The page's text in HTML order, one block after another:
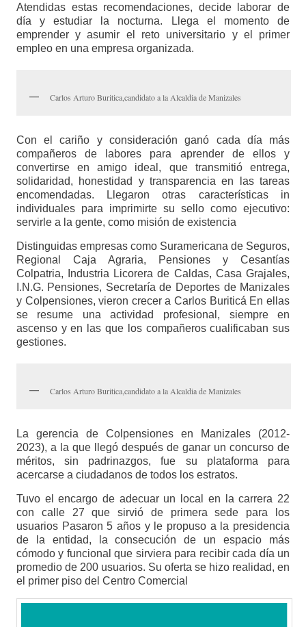
Atendidas estas recomendaciones, decide laborar de
día y estudiar la nocturna. Llega el momento de
emprender y asumir el reto universitario y el primer
empleo en una empresa organizada.
Carlos Arturo Buritica,candidato a la Alcaldia de Manizales
Con el cariño y consideración ganó cada día más
compañeros de labores para aprender de ellos y
convertirse en amigo ideal, que transmitió entrega,
solidaridad, honestidad y transparencia en las tareas
encomendadas. Llegaron otras características in
individuales para imprimirte su sello como ejecutivo:
servirle a la gente, como misión de existencia
Distinguidas empresas como Suramericana de Seguros,
Regional Caja Agraria, Pensiones y Cesantías
Colpatria, Industria Licorera de Caldas, Casa Grajales,
I.N.G. Pensiones, Secretaría de Deportes de Manizales
y Colpensiones, vieron crecer a Carlos Buriticá En ellas
se resume una actividad profesional, siempre en
ascenso y en las que los compañeros cualificaban sus
gestiones.
Carlos Arturo Buritica,candidato a la Alcaldia de Manizales
La gerencia de Colpensiones en Manizales (2012-
2023), a la que llegó después de ganar un concurso de
méritos, sin padrinazgos, fue su plataforma para
acercarse a ciudadanos de todos los estratos.
Tuvo el encargo de adecuar un local en la carrera 22
con calle 27 que sirvió de primera sede para los
usuarios Pasaron 5 años y le propuso a la presidencia
de la entidad, la consecución de un espacio más
cómodo y funcional que sirviera para recibir cada día un
promedio de 200 usuarios. Su oferta se hizo realidad, en
el primer piso del Centro Comercial